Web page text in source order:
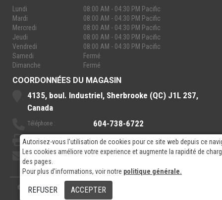
Autorisez-vous l'utilisation de cookies pour ce site web depuis ce
Les cookies améliore votre experience et augmente la rapidité de
des pages.
Pour plus d'informations, voir notre politique générale.
REFUSER ACCEPTER
© 2026- RP Electronics
Lundi
08:00 AM - 04:30 PM Pacific
Mardi
08:00 AM - 04:30 PM Pacific
Mercredi
08:00 AM - 04:30 PM Pacific
Jeudi
08:00 AM - 04:30 PM Pacific
Vendredi
08:00 AM - 04:30 PM Pacific
Samedi
Fermé
Dimanche
Fermé
COORDONNÉES DU MAGASIN
4135, boul. Industriel, Sherbrooke (QC) J1L 2S7,
Canada
Téléphone : 604-738-6722
Sans-Frais : 888-921-7770
Courriel: sales@rpelectronics.com